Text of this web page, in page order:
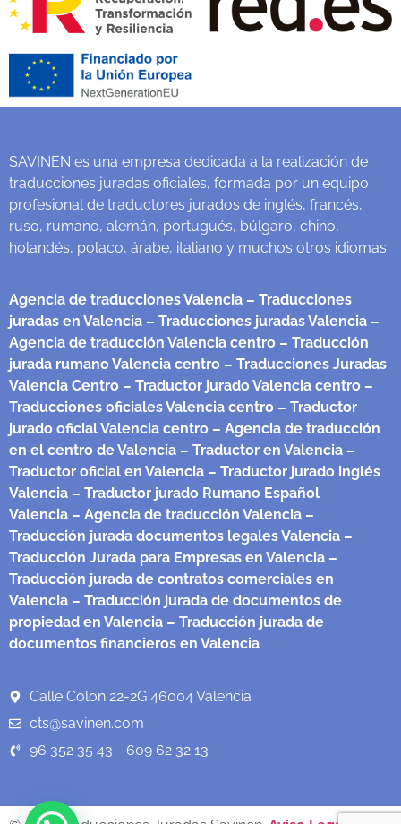
SAVINEN es una empresa dedicada a la realización de
traducciones juradas oficiales, formada por un equipo
profesional de traductores jurados de inglés, francés,
ruso, rumano, alemán, portugués, búlgaro, chino,
holandés, polaco, árabe, italiano y muchos otros idiomas
Agencia de traducciones Valencia – Traducciones
juradas en Valencia – Traducciones juradas Valencia –
Agencia de traducción Valencia centro – Traducción
jurada rumano Valencia centro – Traducciones Juradas
Valencia Centro – Traductor jurado Valencia centro –
Traducciones oficiales Valencia centro – Traductor
jurado oficial Valencia centro – Agencia de traducción
en el centro de Valencia – Traductor en Valencia –
Traductor oficial en Valencia – Traductor jurado inglés
Valencia – Traductor jurado Rumano Español
Valencia – Agencia de traducción Valencia –
Traducción jurada documentos legales Valencia –
Traducción Jurada para Empresas en Valencia –
Traducción jurada de contratos comerciales en
Valencia – Traducción jurada de documentos de
propiedad en Valencia – Traducción jurada de
documentos financieros en Valencia
Calle Colon 22-2G 46004 Valencia
cts@savinen.com
96 352 35 43 - 609 62 32 13